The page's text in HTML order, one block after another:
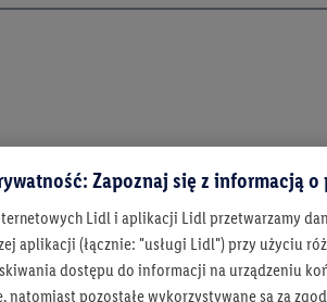
Zapoznaj się z informacją
Lidl i aplikacji Lidl przetwarzamy
aplikacji (łącznie: "usługi Lidl") przy użyciu
dostępu do informacji na urządzeniu
natomiast pozostałe wykorzystywane są za